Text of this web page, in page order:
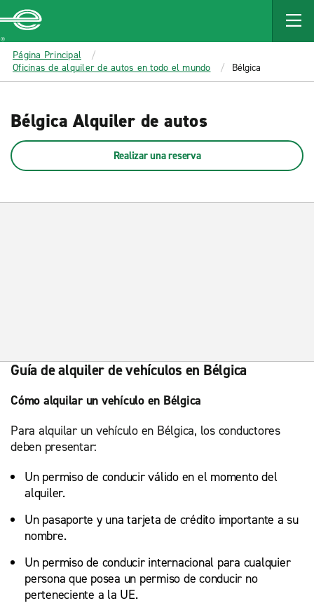
MAIN
CONTENT
Enterprise
Página Principal
Oficinas de alquiler de autos en todo el mundo
Bélgica
Bélgica Alquiler de autos
Realizar una reserva
Guía de alquiler de vehículos en Bélgica
Cómo alquilar un vehículo en Bélgica
Para alquilar un vehículo en Bélgica, los conductores
deben presentar:
Un permiso de conducir válido en el momento del
alquiler.
Un pasaporte y una tarjeta de crédito importante a su
nombre.
Un permiso de conducir internacional para cualquier
persona que posea un permiso de conducir no
perteneciente a la UE.